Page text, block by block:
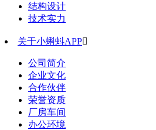
结构设计
技术实力
关于小蝌蚪APP
公司简介
企业文化
合作伙伴
荣誉资质
厂房车间
办公环境